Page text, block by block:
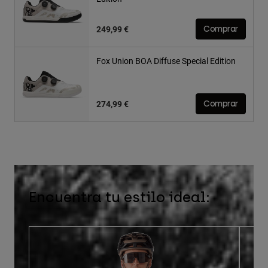
249,99 € Comprar
Fox Union BOA Diffuse Special Edition
274,99 € Comprar
Encuentra tu estilo ideal: